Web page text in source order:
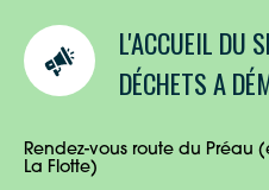
L'ACCUEIL DU
DÉCHETS A
Rendez-vous route du Préau
La Flotte)
ENTREPRISES